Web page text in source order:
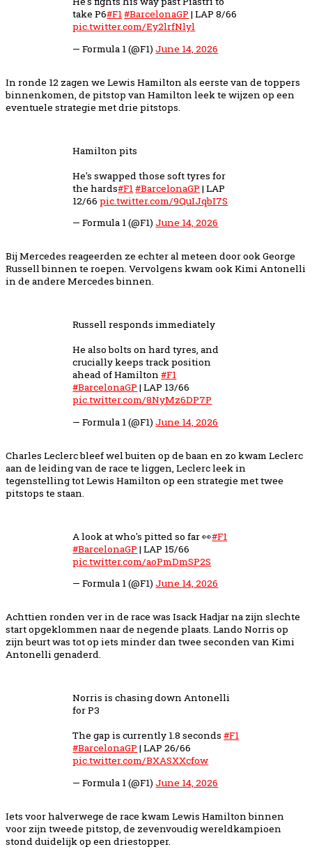
take P6#F1#BarcelonaGP | LAP 8/66
pic.twitter.com/Ey2lrfNlyl
— Formula 1 (@F1)June 14, 2026
In ronde 12 zagen we Lewis Hamilton als eerste van de toppers
binnenkomen, de pitstop van Hamilton leek te wijzen op een
eventuele strategie met drie pitstops.
Hamilton pits
He's swapped those soft tyres for
the hards#F1 #BarcelonaGP | LAP
12/66pic.twitter.com/9QuIJqbI7S
— Formula 1 (@F1)June 14, 2026
Bij Mercedes reageerden ze echter al meteen door ook George
Russell binnen te roepen. Vervolgens kwam ook Kimi Antonelli
in de andere Mercedes binnen.
Russell responds immediately
He also bolts on hard tyres, and
crucially keeps track position
ahead of Hamilton#F1
#BarcelonaGP | LAP 13/66
pic.twitter.com/8NyMz6DP7P
— Formula 1 (@F1)June 14, 2026
Charles Leclerc bleef wel buiten op de baan en zo kwam Leclerc
aan de leiding van de race te liggen, Leclerc leek in
tegenstelling tot Lewis Hamilton op een strategie met twee
pitstops te staan.
A look at who's pitted so far 👀#F1
#BarcelonaGP | LAP 15/66
pic.twitter.com/aoPmDmSP2S
— Formula 1 (@F1)June 14, 2026
Achttien ronden ver in de race was Isack Hadjar na zijn slechte
start opgeklommen naar de negende plaats. Lando Norris op
zijn beurt was tot op iets minder dan twee seconden van Kimi
Antonelli genaderd.
Norris is chasing down Antonelli
for P3
The gap is currently 1.8 seconds#F1
#BarcelonaGP | LAP 26/66
pic.twitter.com/BXASXXcfow
— Formula 1 (@F1)June 14, 2026
Iets voor halverwege de race kwam Lewis Hamilton binnen
voor zijn tweede pitstop, de zevenvoudig wereldkampioen
stond duidelijk op een driestopper.